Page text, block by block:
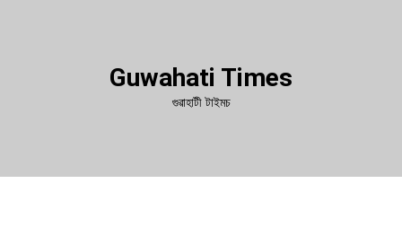
Guwahati Times
গুৱাহাটী টাইমচ